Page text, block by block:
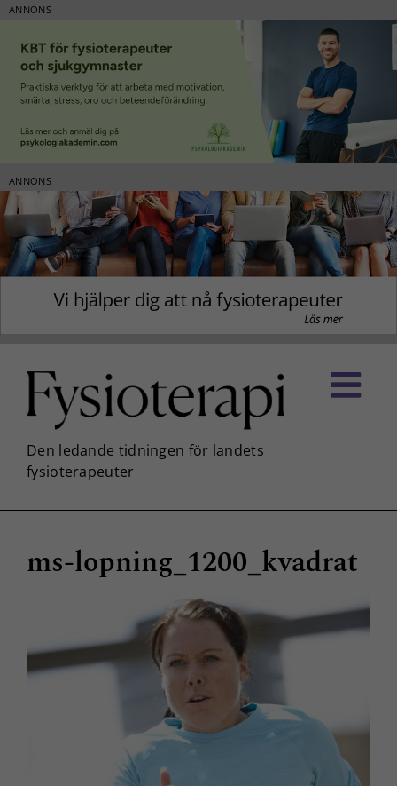
ANNONS
ANNONS
innehållet
ms-lopning_1200_kvadrat